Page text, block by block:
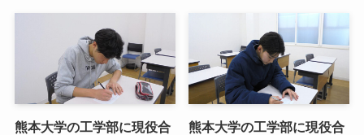
熊本大学の工学部に現役合
熊本大学の工学部に現役合